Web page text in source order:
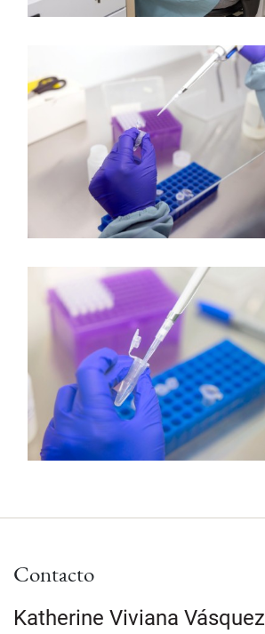
Contacto
Katherine Viviana